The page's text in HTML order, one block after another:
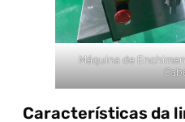
Máquina de
Características da